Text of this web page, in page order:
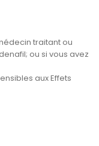
traitant ou
ou si vous avez
aux Effets